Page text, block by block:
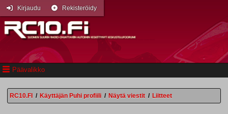
Päävalikko
Kirjaudu Rekisteröidy
RC10.FI / Käyttäjän Puhi profiili / Näytä viestit / Liitteet